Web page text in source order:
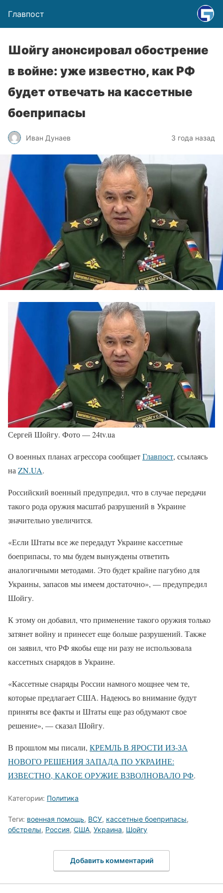
Главпост
Шойгу анонсировал обострение
в войне: уже известно, как РФ
будет отвечать на кассетные
боеприпасы
Иван Дунаев 3 года назад
Сергей Шойгу. Фото — 24tv.ua
О военных планах агрессора сообщаетГлавпост, ссылаясь
на ZN.UA.
Российский военный предупредил, что в случае передачи
такого рода оружия масштаб разрушений в Украине
значительно увеличится.
«Если Штаты все же передадут Украине кассетные
боеприпасы, то мы будем вынуждены ответить
аналогичными методами. Это будет крайне пагубно для
Украины, запасов мы имеем достаточно», — предупредил
Шойгу.
К этому он добавил, что применение такого оружия только
затянет войну и принесет еще больше разрушений. Также
он заявил, что РФ якобы еще ни разу не использовала
кассетных снарядов в Украине.
«Кассетные снаряды России намного мощнее чем те,
которые предлагает США. Надеюсь во внимание будут
приняты все факты и Штаты еще раз обдумают свое
решение», — сказал Шойгу.
В прошлом мы писали, КРЕМЛЬ В ЯРОСТИ ИЗ-ЗА
НОВОГО РЕШЕНИЯ ЗАПАДА ПО УКРАИНЕ:
ИЗВЕСТНО, КАКОЕ ОРУЖИЕ ВЗВОЛНОВАЛО РФ.
Категории: Политика
Теги: военная помощь, ВСУ, кассетные боеприпасы,
обстрелы, Россия, США, Украина, Шойгу
Добавить комментарий